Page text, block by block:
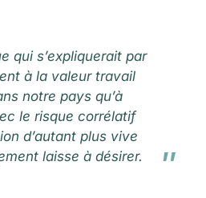
qui s’expliquerait par
à la valeur travail
notre pays qu’à
le risque corrélatif
d’autant plus vive
laisse à désirer.